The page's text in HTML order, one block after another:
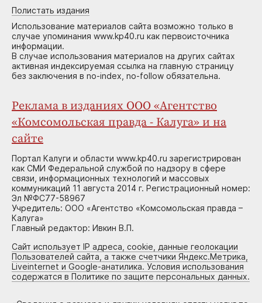
Полистать издания
Использование материалов сайта возможно только в
случае упоминания www.kp40.ru как первоисточника
информации.
В случае использования материалов на других сайтах
активная индексируемая ссылка на главную страницу
без заключения в no-index, no-follow обязательна.
Реклама в изданиях ООО «Агентство
«Комсомольская правда - Калуга» и на
сайте
Портал Калуги и области www.kp40.ru зарегистрирован
как СМИ Федеральной службой по надзору в сфере
связи, информационных технологий и массовых
коммуникаций 11 августа 2014 г. Регистрационный номер:
Эл №ФС77-58967
Учредитель: ООО «Агентство «Комсомольская правда –
Калуга»
Главный редактор: Ивкин В.П.
Сайт использует IP адреса, cookie, данные геолокации
Пользователей сайта, а также счетчики Яндекс.Метрика,
Liveinternet и Google-анатилика. Условия использования
содержатся в Политике по защите персональных данных.